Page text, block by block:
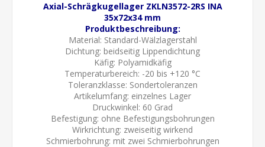
Axial-Schrägkugellager ZKLN3572-2RS INA
35x72x34 mm
Produktbeschreibung:
Material: Standard-Wälzlagerstahl
Dichtung: beidseitig Lippendichtung
Käfig: Polyamidkäfig
Temperaturbereich: -20 bis +120 °C
Toleranzklasse: Sondertoleranzen
Artikelumfang: einzelnes Lager
Druckwinkel: 60 Grad
Befestigung: ohne Befestigungsbohrungen
Wirkrichtung: zweiseitig wirkend
Schmierbohrung: mit zwei Schmierbohrungen